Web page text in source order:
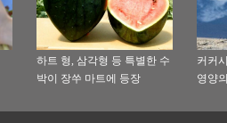
하트 형, 삼각형 등 특별한 수
박이 장쑤 마트에 등장
커커
영양